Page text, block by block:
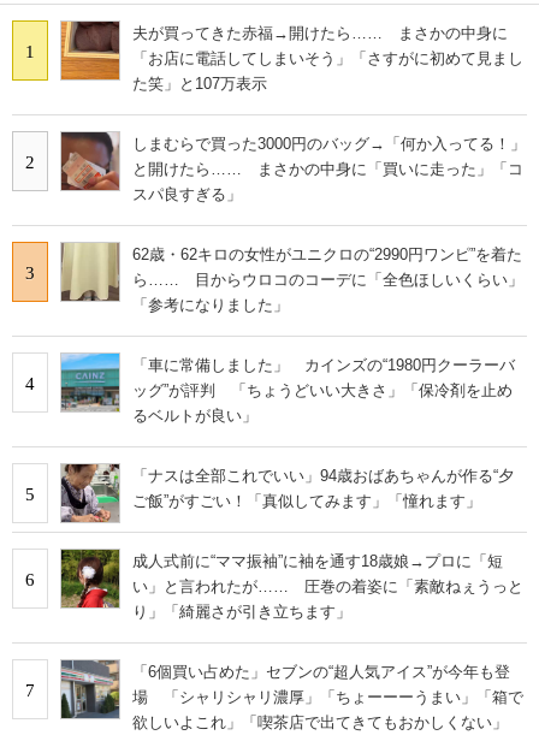
1
夫が買ってきた赤福→開けたら…… まさかの中身に
「お店に電話してしまいそう」「さすがに初めて見まし
た笑」と107万表示
2
しまむらで買った3000円のバッグ→「何か入ってる！」
と開けたら…… まさかの中身に「買いに走った」「コ
スパ良すぎる」
3
62歳・62キロの女性がユニクロの“2990円ワンピ”を着た
ら…… 目からウロコのコーデに「全色ほしいくらい」
「参考になりました」
4
「車に常備しました」 カインズの“1980円クーラーバ
ッグ”が評判 「ちょうどいい大きさ」「保冷剤を止め
るベルトが良い」
5
「ナスは全部これでいい」94歳おばあちゃんが作る“夕
ご飯”がすごい！「真似してみます」「憧れます」
6
成人式前に“ママ振袖”に袖を通す18歳娘→プロに「短
い」と言われたが…… 圧巻の着姿に「素敵ねぇうっと
り」「綺麗さが引き立ちます」
7
「6個買い占めた」セブンの“超人気アイス”が今年も登
場 「シャリシャリ濃厚」「ちょーーーうまい」「箱で
欲しいよこれ」「喫茶店で出てきてもおかしくない」